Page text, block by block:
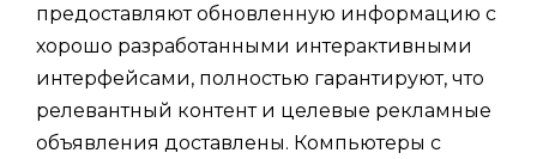
предоставляют обновленную информацию с
хорошо разработанными интерактивными
интерфейсами, полностью гарантируют, что
релевантный контент и целевые рекламные
объявления доставлены. Компьютеры с